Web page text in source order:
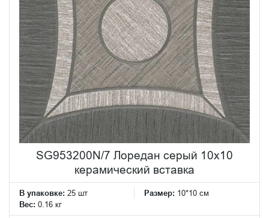
SG953200N/7 Лоредан серый 10x10
керамический вставка
В упаковке: 25 шт Размер: 10*10 см
Вес: 0.16 кг